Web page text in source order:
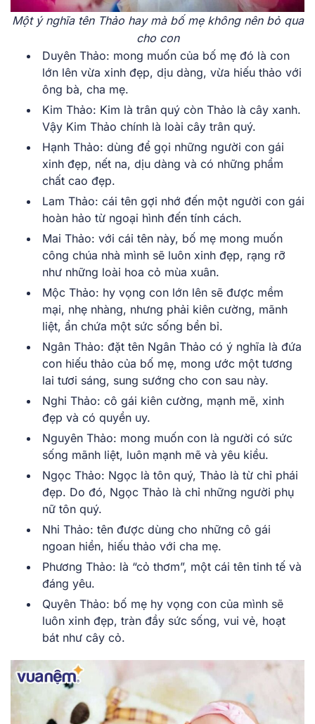
Một ý nghĩa tên Thảo hay mà bố mẹ không nên bỏ qua
cho con
Duyên Thảo: mong muốn của bố mẹ đó là con
lớn lên vừa xinh đẹp, dịu dàng, vừa hiếu thảo với
ông bà, cha mẹ.
Kim Thảo: Kim là trân quý còn Thảo là cây xanh.
Vậy Kim Thảo chính là loài cây trân quý.
Hạnh Thảo: dùng để gọi những người con gái
xinh đẹp, nết na, dịu dàng và có những phẩm
chất cao đẹp.
Lam Thảo: cái tên gợi nhớ đến một người con gái
hoàn hảo từ ngoại hình đến tính cách.
Mai Thảo: với cái tên này, bố mẹ mong muốn
công chúa nhà mình sẽ luôn xinh đẹp, rạng rỡ
như những loài hoa cỏ mùa xuân.
Mộc Thảo: hy vọng con lớn lên sẽ được mềm
mại, nhẹ nhàng, nhưng phải kiên cường, mãnh
liệt, ẩn chứa một sức sống bền bỉ.
Ngân Thảo: đặt tên Ngân Thảo có ý nghĩa là đứa
con hiếu thảo của bố mẹ, mong ước một tương
lai tươi sáng, sung sướng cho con sau này.
Nghi Thảo: cô gái kiên cường, mạnh mẽ, xinh
đẹp và có quyền uy.
Nguyên Thảo: mong muốn con là người có sức
sống mãnh liệt, luôn mạnh mẽ và yêu kiều.
Ngọc Thảo: Ngọc là tôn quý, Thảo là từ chỉ phái
đẹp. Do đó, Ngọc Thảo là chỉ những người phụ
nữ tôn quý.
Nhi Thảo: tên được dùng cho những cô gái
ngoan hiền, hiếu thảo với cha mẹ.
Phương Thảo: là “cỏ thơm”, một cái tên tinh tế và
đáng yêu.
Quyên Thảo: bố mẹ hy vọng con của mình sẽ
luôn xinh đẹp, tràn đầy sức sống, vui vẻ, hoạt
bát như cây cỏ.